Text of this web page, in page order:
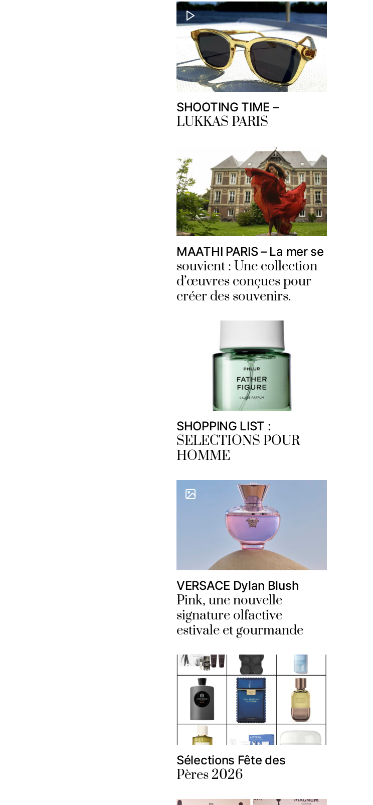
SHOOTING TIME –
LUKKAS PARIS
MAATHI PARIS – La mer se
souvient : Une collection
d’œuvres conçues pour
créer des souvenirs.
SHOPPING LIST :
SELECTIONS POUR
HOMME
VERSACE Dylan Blush
Pink, une nouvelle
signature olfactive
estivale et gourmande
Sélections Fête des
Pères 2026